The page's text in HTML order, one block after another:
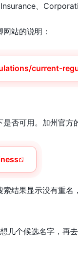
、
站的说明：
current-
否可用。加州官方
结果显示没有重
几个候选名字，再